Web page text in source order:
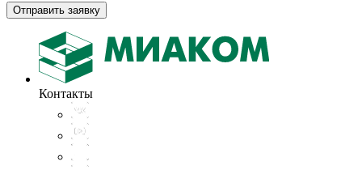
Отправить заявку
Контакты